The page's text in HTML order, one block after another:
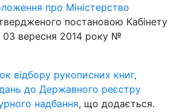
про Міністерство
постановою Кабінету
03 вересня 2014 року №
відбору рукописних книг,
до Державного реєстру
надбання, що додається.